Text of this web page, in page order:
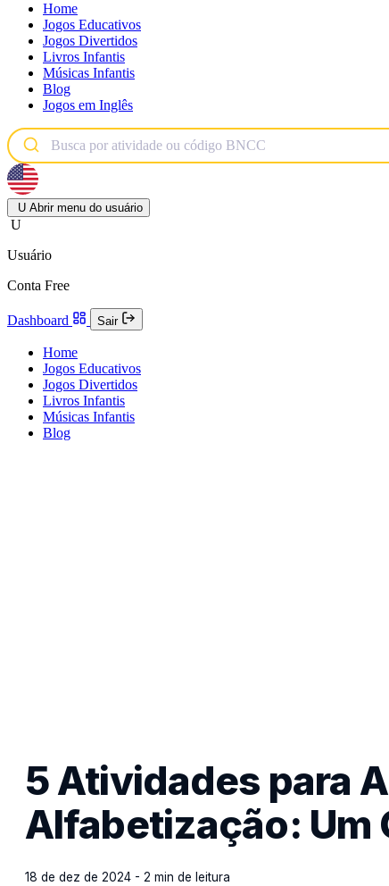
Home
Jogos Educativos
Jogos Divertidos
Livros Infantis
Músicas Infantis
Blog
Jogos em Inglês
U Abrir menu do usuário
U
Usuário
Conta Free
Dashboard Sair
Home
Jogos Educativos
Jogos Divertidos
Livros Infantis
Músicas Infantis
Blog
5 Atividades para
Alfabetização: Um
18 de dez de 2024 - 2 min de leitura